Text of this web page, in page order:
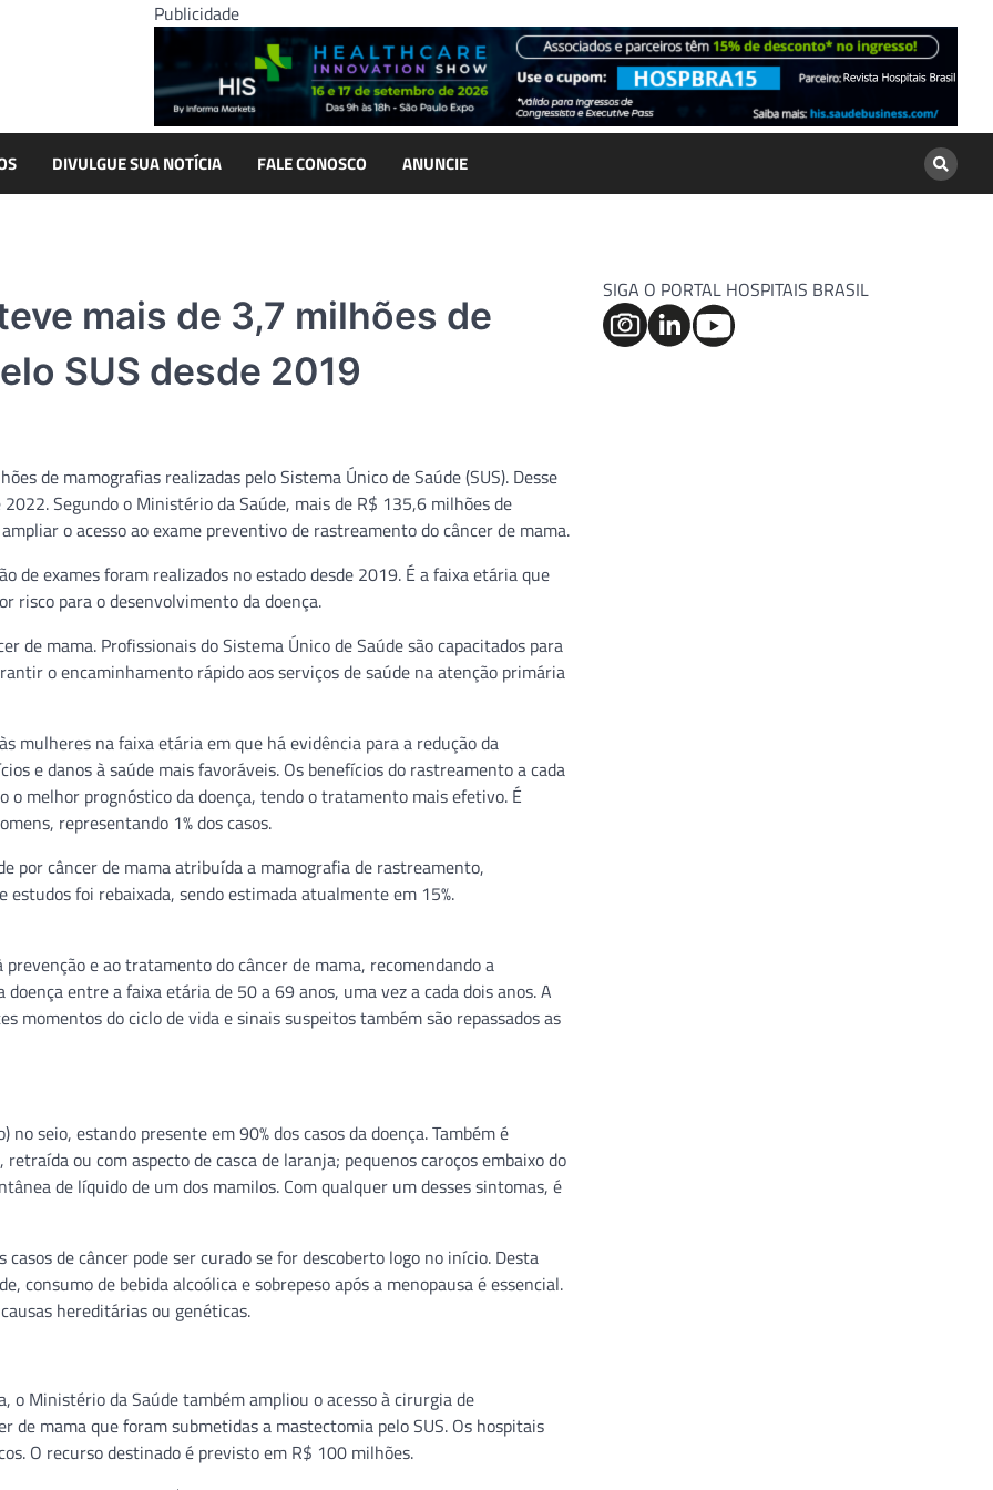
Publicidade
DIVULGUE SUA NOTÍCIA FALE CONOSCO ANUNCIE
mais de 3,7 milhões de
SUS desde 2019
de mamografias realizadas pelo Sistema Único de Saúde (SUS). Desse
Segundo o Ministério da Saúde, mais de R$ 135,6 milhões de
o acesso ao exame preventivo de rastreamento do câncer de mama.
de exames foram realizados no estado desde 2019. É a faixa etária que
risco para o desenvolvimento da doença.
de mama. Profissionais do Sistema Único de Saúde são capacitados para
o encaminhamento rápido aos serviços de saúde na atenção primária
na faixa etária em que há evidência para a redução da
e danos à saúde mais favoráveis. Os benefícios do rastreamento a cada
o melhor prognóstico da doença, tendo o tratamento mais efetivo. É
representando 1% dos casos.
por câncer de mama atribuída a mamografia de rastreamento,
foi rebaixada, sendo estimada atualmente em 15%.
e ao tratamento do câncer de mama, recomendando a
entre a faixa etária de 50 a 69 anos, uma vez a cada dois anos. A
momentos do ciclo de vida e sinais suspeitos também são repassados as
seio, estando presente em 90% dos casos da doença. Também é
ou com aspecto de casca de laranja; pequenos caroços embaixo do
de líquido de um dos mamilos. Com qualquer um desses sintomas, é
de câncer pode ser curado se for descoberto logo no início. Desta
consumo de bebida alcoólica e sobrepeso após a menopausa é essencial.
hereditárias ou genéticas.
o Ministério da Saúde também ampliou o acesso à cirurgia de
mama que foram submetidas a mastectomia pelo SUS. Os hospitais
O recurso destinado é previsto em R$ 100 milhões.
SIGA O PORTAL HOSPITAIS BRASIL